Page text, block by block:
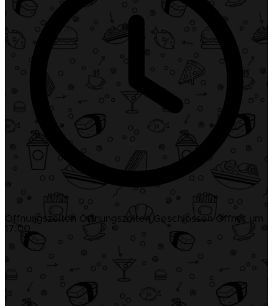
Öffnungszeiten Öffnungszeiten Geschlossen Öffnet um
17:00